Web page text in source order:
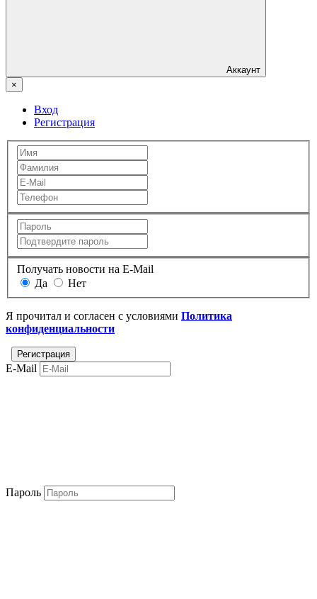
Аккаунт
×
Вход
Регистрация
Получать новости на E-Mail
Да
Нет
Я прочитал и согласен с условиями Политика
конфиденциальности
E-Mail
Пароль